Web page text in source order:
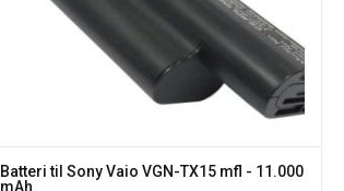
Batteri til Sony Vaio VGN-TX15 mfl - 11.000
mAh